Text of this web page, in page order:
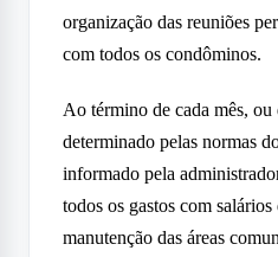
organização das reuniões
com todos os condôminos.
Ao término de cada mês,
determinado pelas normas
informado pela
todos os gastos com
manutenção das áreas